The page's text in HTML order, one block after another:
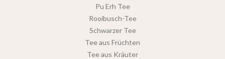
Pu Erh Tee
Rooibusch-Tee
Schwarzer Tee
Tee aus Früchten
Tee aus Kräuter